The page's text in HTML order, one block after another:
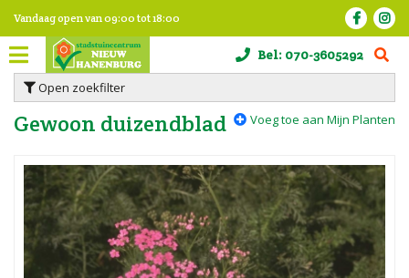
n
Vandaag open van09:00tot18:00
Bel: 070-3605292
Open zoekfilter
Gewoon duizendblad Voeg toe aan Mijn Planten